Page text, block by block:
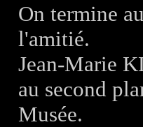
On termine
l'amitié.
Jean-Marie
au second
Musée.